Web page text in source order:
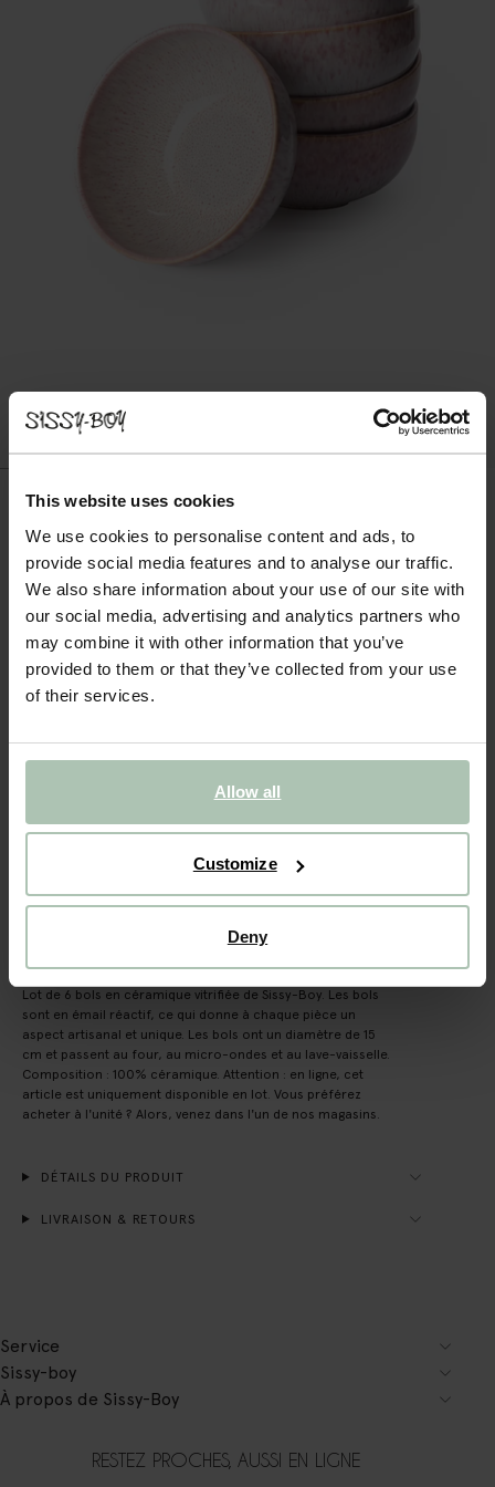
This website uses cookies
We use cookies to personalise content and ads, to
provide social media features and to analyse our traffic.
We also share information about your use of our site with
our social media, advertising and analytics partners who
may combine it with other information that you’ve
provided to them or that they’ve collected from your use
of their services.
Allow all
Customize
Deny
Grands bols en émail réactif - rose
Taille sélectionnée: Onesize
Livraison dans: 1–2 jours ouvrés
AJOUTER AU PANIER
AVIS (3)
Lot de 6 bols en céramique vitrifiée de Sissy-Boy. Les bols
sont en émail réactif, ce qui donne à chaque pièce un
aspect artisanal et unique. Les bols ont un diamètre de 15
cm et passent au four, au micro-ondes et au lave-vaisselle.
Composition : 100% céramique. Attention : en ligne, cet
article est uniquement disponible en lot. Vous préférez
acheter à l'unité ? Alors, venez dans l'un de nos magasins.
DÉTAILS DU PRODUIT
LIVRAISON & RETOURS
Service
Sissy-boy
À propos de Sissy-Boy
RESTEZ PROCHES, AUSSI EN LIGNE